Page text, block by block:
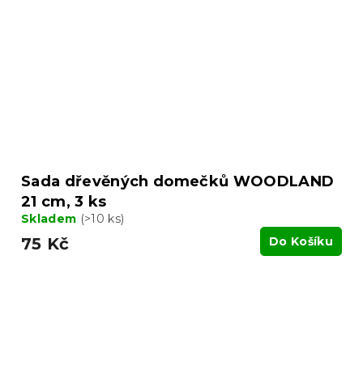
Sada dřevěných domečků WOODLAND
21 cm, 3 ks
Skladem (>10 ks)
75 Kč Do Košíku